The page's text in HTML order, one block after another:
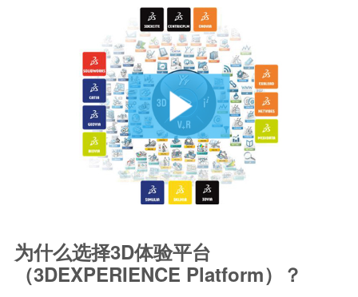
为什么选择3D体验平台
（3DEXPERIENCE Platform）？